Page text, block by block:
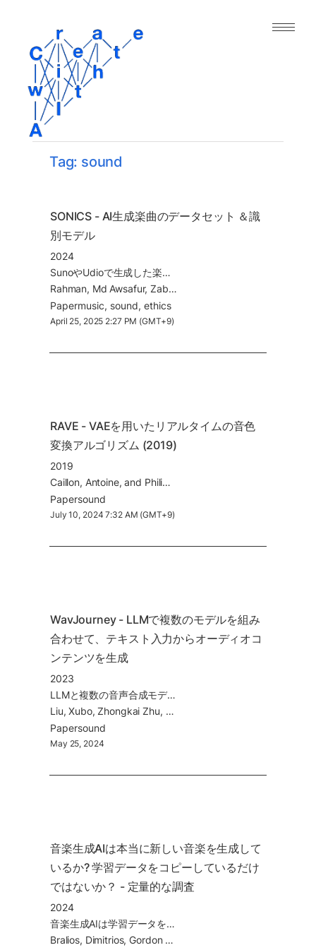
Tag: sound
SONICS - AI生成楽曲のデータセット ＆識
別モデル
2024
SunoやUdioで生成した楽曲を識別するためのフレームワーク
Rahman, Md Awsafur, Zaber Ibn Abdul Hakim, Najibul Haque Sarker, Bishmoy Paul, and S. Fattah. 2024. “SONICS: Synthetic or Not -- Identifying Counterfeit Songs,” August. http://arxiv.org/abs/2408.14080.
Papermusic sound ethics
April 25, 2025 2:27 PM (GMT+9)
RAVE - VAEを用いたリアルタイムの音色
変換アルゴリズム (2019)
2019
Caillon, Antoine, and Philippe Esling. 2021. “RAVE: A Variational Autoencoder for Fast and High-Quality Neural Audio Synthesis.”
Papersound
July 10, 2024 7:32 AM (GMT+9)
WavJourney - LLMで複数のモデルを組み
合わせて、テキスト入力からオーディオコ
ンテンツを生成
2023
LLMと複数の音声合成モデルを駆使して、テキストプロンプトからスピーチ、音楽、SEなどを含む音のコンテンツ(ラジオドラマ、ポッドキャストのようなもの)を生成
Liu, Xubo, Zhongkai Zhu, Haohe Liu, Yi Yuan, Meng Cui, Qiushi Huang, Jinhua Liang, et al. 2023. “WavJourney: Compositional Audio Creation with Large Language Models.”
Papersound
May 25, 2024
音楽生成AIは本当に新しい音楽を生成して
いるか? 学習データをコピーしているだけ
ではないか？ - 定量的な調査
2024
音楽生成AIは学習データをコピーしているだけではないか？ 学習データと生成されたデータを比較。
Bralios, Dimitrios, Gordon Wichern, François G. Germain, Zexu Pan, Sameer Khurana, Chiori Hori, and Jonathan Le Roux. 2024. “Generation or Replication: Auscultating Audio Latent Diffusion Models.” In